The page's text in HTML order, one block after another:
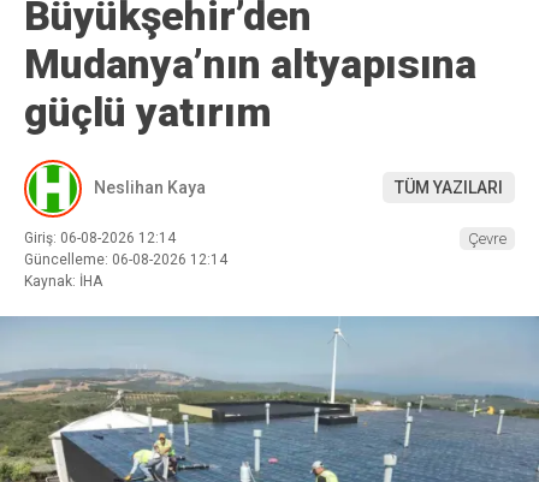
Büyükşehir’den
Mudanya’nın altyapısına
güçlü yatırım
Neslihan Kaya TÜM YAZILARI
Giriş: 06-08-2026 12:14
Güncelleme: 06-08-2026 12:14
Kaynak: İHA
Çevre